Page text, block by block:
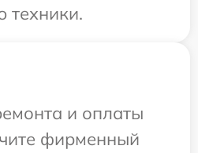
техники.
и оплаты
фирменный